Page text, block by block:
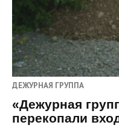
ДЕЖУРНАЯ ГРУППА
«Дежурная
перекопали